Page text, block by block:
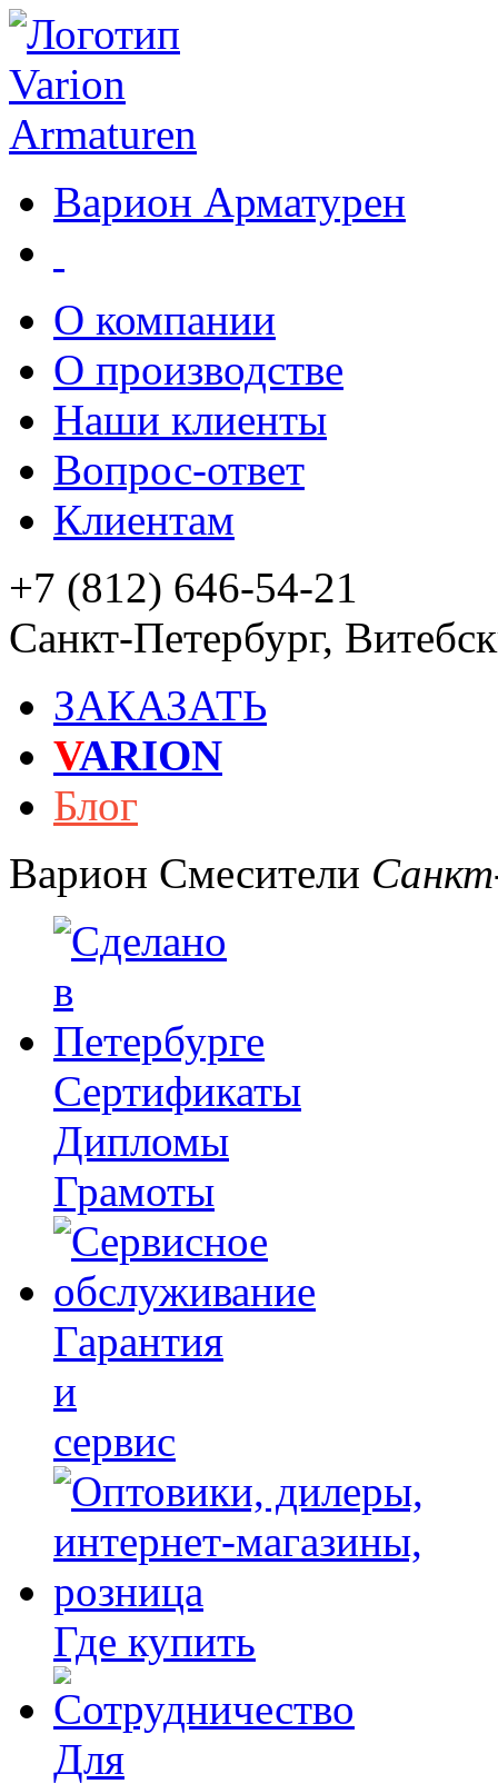
Варион Арматурен
О компании
О производстве
Наши клиенты
Вопрос-ответ
Клиентам
+7 (812) 646-54-21
Санкт-Петербург,
ЗАКАЗАТЬ
VARION
Блог
Варион Смесители
Сертификаты
Дипломы
Грамоты
Гарантия
и
сервис
Где купить
Для